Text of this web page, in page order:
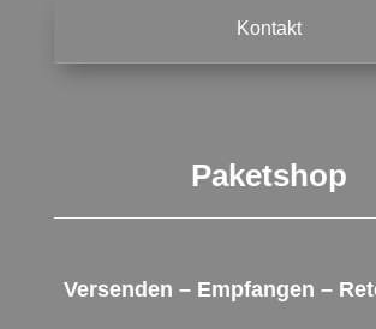
Kontakt
Paketshop
Versenden – Empfangen –